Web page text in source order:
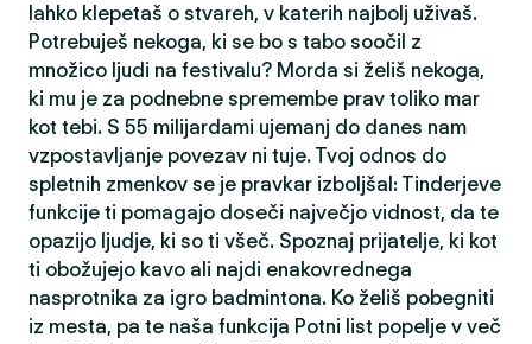
lahko klepetaš o stvareh, v katerih najbolj uživaš.
Potrebuješ nekoga, ki se bo s tabo soočil z
množico ljudi na festivalu? Morda si želiš nekoga,
ki mu je za podnebne spremembe prav toliko mar
kot tebi. S 55 milijardami ujemanj do danes nam
vzpostavljanje povezav ni tuje. Tvoj odnos do
spletnih zmenkov se je pravkar izboljšal: Tinderjeve
funkcije ti pomagajo doseči največjo vidnost, da te
opazijo ljudje, ki so ti všeč. Spoznaj prijatelje, ki kot
ti obožujejo kavo ali najdi enakovrednega
nasprotnika za igro badmintona. Ko želiš pobegniti
iz mesta, pa te naša funkcija Potni list popelje v več